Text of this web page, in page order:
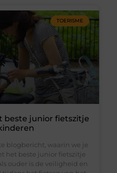
TOERISME
beste junior fietszitje
blogbericht, waarin we je
het beste junior fietszitje
ouder is de veiligheid en